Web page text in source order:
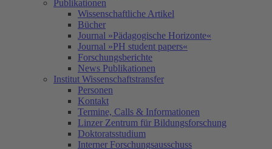
Publikationen
Wissenschaftliche Artikel
Bücher
Journal »Pädagogische Horizonte«
Journal »PH student papers«
Forschungsberichte
News Publikationen
Institut Wissenschaftstransfer
Personen
Kontakt
Termine, Calls & Informationen
Linzer Zentrum für Bildungsforschung
Doktoratsstudium
Interner Forschungsausschuss